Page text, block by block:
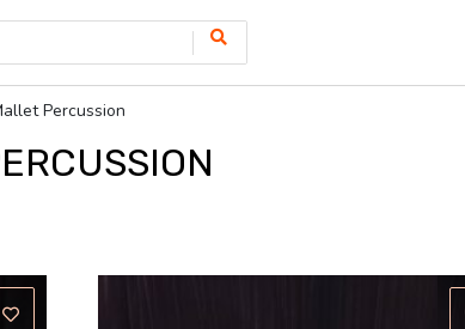
Percussion